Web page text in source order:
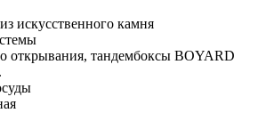
искусственного камня
тандембоксы BOYARD